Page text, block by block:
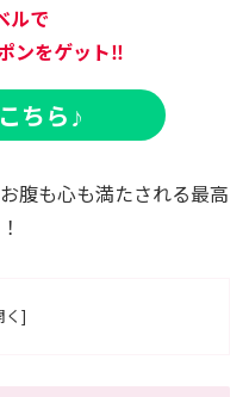
ルで
ンをゲット‼
ちら ♪
腹も心も満たされる最高